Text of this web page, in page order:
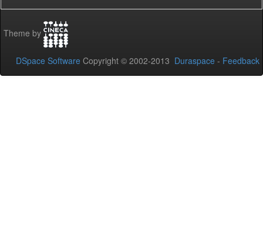
Theme by
DSpace Software Copyright © 2002-2013 Duraspace - Feedback